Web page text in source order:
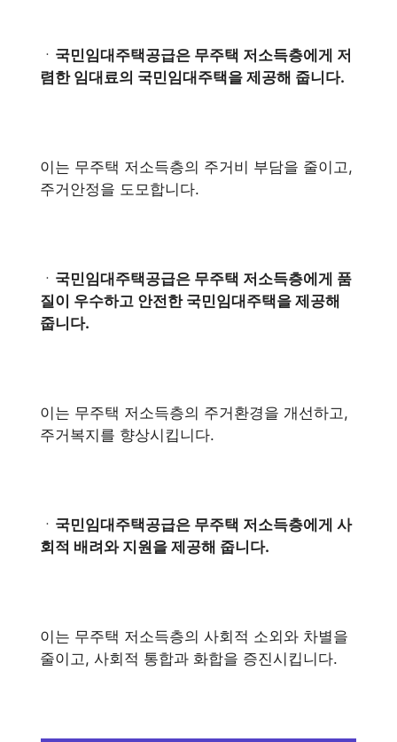
ㆍ 국민임대주택공급은 무주택 저소득층에게 저
렴한 임대료의 국민임대주택을 제공해 줍니다.
이는 무주택 저소득층의 주거비 부담을 줄이고,
주거안정을 도모합니다.
ㆍ 국민임대주택공급은 무주택 저소득층에게 품
질이 우수하고 안전한 국민임대주택을 제공해
줍니다.
이는 무주택 저소득층의 주거환경을 개선하고,
주거복지를 향상시킵니다.
ㆍ 국민임대주택공급은 무주택 저소득층에게 사
회적 배려와 지원을 제공해 줍니다.
이는 무주택 저소득층의 사회적 소외와 차별을
줄이고, 사회적 통합과 화합을 증진시킵니다.